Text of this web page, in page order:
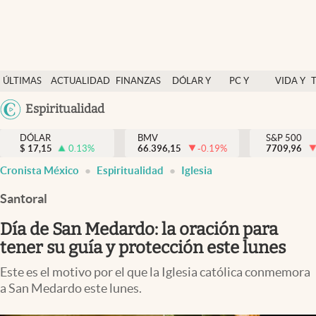
ÚLTIMAS
NOTICIAS
ACTUALIDAD
FINANZAS
DÓLAR Y
PC Y
VIDA Y
México
Espiritualidad
Actualidad
Finanzas y economía
Dólar y mercados
Pc y celular
Vida y estilo
DÓLAR
$ 17,15 0.13%
BMV
66.396,15
-0.19%
S&P 500
7709,96
Cronista México Espiritualidad Iglesia
Santoral
Día de San Medardo: la oración para
tener su guía y protección este lunes
Este es el motivo por el que la Iglesia católica conmemora
a San Medardo este lunes.